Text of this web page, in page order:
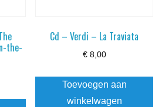
the-
Cd – Verdi – La Traviata
€8,00
Toevoegen aan
winkelwagen